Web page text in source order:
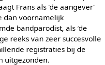
Frans als ‘de aangever’
dan voornamelijk
bandparodist, als ‘de
reeks van zeer succesvolle
registraties bij de
uitgezonden.